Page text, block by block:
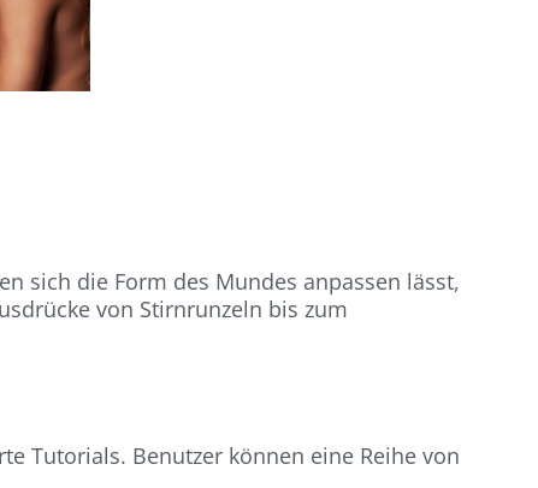
sich die Form des Mundes anpassen lässt,
von Stirnrunzeln bis zum
Tutorials. Benutzer können eine Reihe von